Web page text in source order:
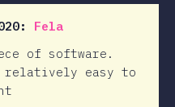
Fela
of software.
easy to